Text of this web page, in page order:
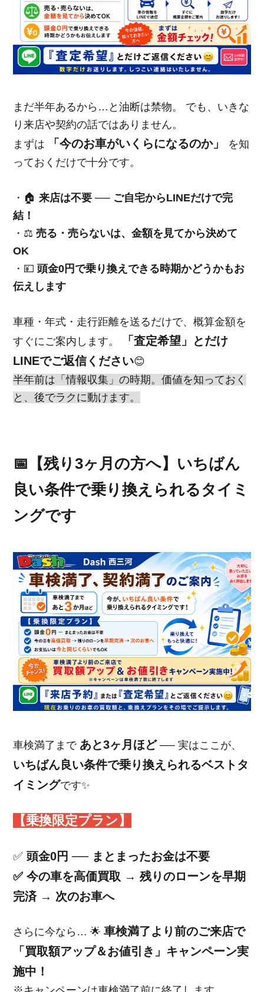
まだ半年あるから…と油断は禁物。 でも、いきな
り来店や契約の話ではありません。
まずは
「今のお車がいくらになるのか」
を知
っておくだけで十分です。
・🏠 来店は不要 ── ご自宅からLINEだけで完
結！
・⚖️売る・売らないは、金額を見てから決めて
OK
・💴頭金0円で乗り換えできる時期かどうかもお
伝えします
車種・年式・走行距離を送るだけで、概算金額を
すぐにご案内します。
「査定希望」とだけ
LINEでご返信ください😊
半年前は「情報収集」の時期。価値を知っておく
と、後でラクに動けます。
📅【残り3ヶ月の方へ】いちばん
良い条件で乗り換えられるタイミ
ングです
車検満了まで あと3ヶ月ほど── 実はここが、
いちばん良い条件で乗り換えられるベストタ
イミングです✨
【乗換限定プラン】
✅頭金0円 ── まとまったお金は不要
✅ 今の車を高価買取 → 残りのローンを早期
完済 → 次のお車へ
さらに今なら… 🌟車検満了より前のご来店で
「買取額アップ＆お値引き」キャンペーン実
施中！